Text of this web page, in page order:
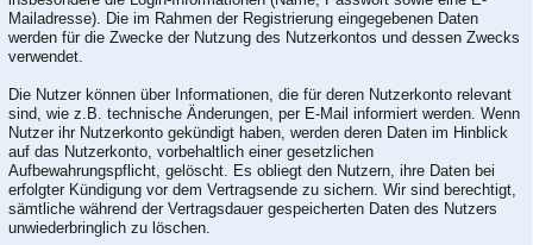
Mailadresse). Die im Rahmen der Registrierung eingegebenen Daten
werden für die Zwecke der Nutzung des Nutzerkontos und dessen Zwecks
verwendet.
Die Nutzer können über Informationen, die für deren Nutzerkonto relevant
sind, wie z.B. technische Änderungen, per E-Mail informiert werden. Wenn
Nutzer ihr Nutzerkonto gekündigt haben, werden deren Daten im Hinblick
auf das Nutzerkonto, vorbehaltlich einer gesetzlichen
Aufbewahrungspflicht, gelöscht. Es obliegt den Nutzern, ihre Daten bei
erfolgter Kündigung vor dem Vertragsende zu sichern. Wir sind berechtigt,
sämtliche während der Vertragsdauer gespeicherten Daten des Nutzers
unwiederbringlich zu löschen.